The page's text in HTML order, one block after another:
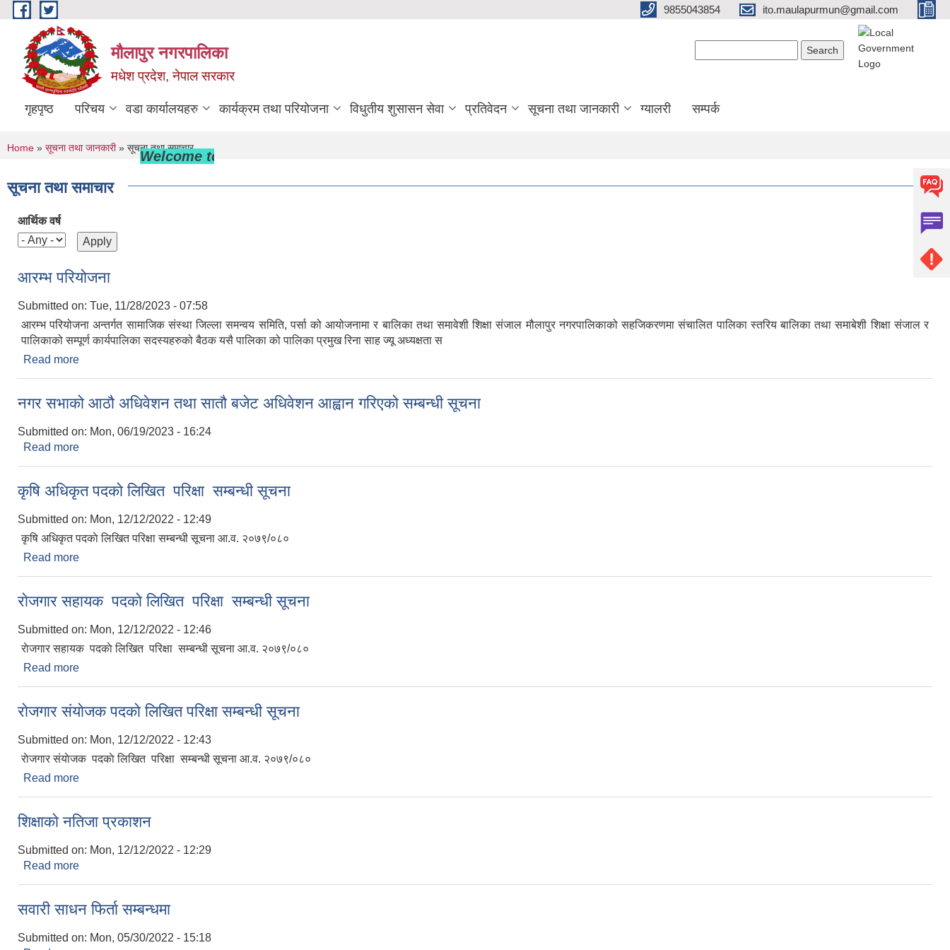
Skip to main content 9855043854 ito.maulapurmun@gmail.com
मौलापुर नगरपालिका
मधेश प्रदेश, नेपाल सरकार
गृहपृष्ठ परिचय वडा कार्यालयहरु कार्यक्रम तथा परियोजना विधुतीय शुसासन सेवा प्रतिवेदन सूचना तथा जानकारी ग्यालरी सम्पर्क
Welcome to Maulapur Municipality
You are here
Home » सूचना तथा जानकारी» सूचना तथा समाचार
सूचना तथा समाचार
आर्थिक वर्ष
आरम्भ परियोजना
Submitted on: Tue, 11/28/2023 - 07:58
आरम्भ परियोजना अन्तर्गत सामाजिक संस्था जिल्ला समन्वय समिति, पर्सा को आयोजनामा र बालिका तथा समावेशी शिक्षा संजाल मौलापुर नगरपालिकाको सहजिकरणमा संचालित पालिका स्तरिय बालिका तथा समाबेशी शिक्षा संजाल र
पालिकाको सम्पूर्ण कार्यपालिका सदस्यहरुको बैठक यसै पालिका को पालिका प्रमुख रिना साह ज्यू अध्यक्षता स
Read more
नगर सभाको आठौ अधिवेशन तथा सातौ बजेट अधिवेशन आह्वान गरिएको सम्बन्धी सूचना
Submitted on: Mon, 06/19/2023 - 16:24
Read more
कृषि अधिकृत पदकाे लिखित परिक्षा सम्बन्धी सूचना
Submitted on: Mon, 12/12/2022 - 12:49
कृषि अधिकृत पदकाे लिखित परिक्षा सम्बन्धी सूचना आ.व. २०७९/०८०
Read more
राेजगार सहायक पदकाे लिखित परिक्षा सम्बन्धी सूचना
Submitted on: Mon, 12/12/2022 - 12:46
राेजगार सहायक पदकाे लिखित परिक्षा सम्बन्धी सूचना आ.व. २०७९/०८०
Read more
राेजगार संयाेजक पदकाे लिखित परिक्षा सम्बन्धी सूचना
Submitted on: Mon, 12/12/2022 - 12:43
राेजगार संयाेजक पदकाे लिखित परिक्षा सम्बन्धी सूचना आ.व. २०७९/०८०
Read more
शिक्षाकाे नतिजा प्रकाशन
Submitted on: Mon, 12/12/2022 - 12:29
Read more
सवारी साधन फिर्ता सम्बन्धमा
Submitted on: Mon, 05/30/2022 - 15:18